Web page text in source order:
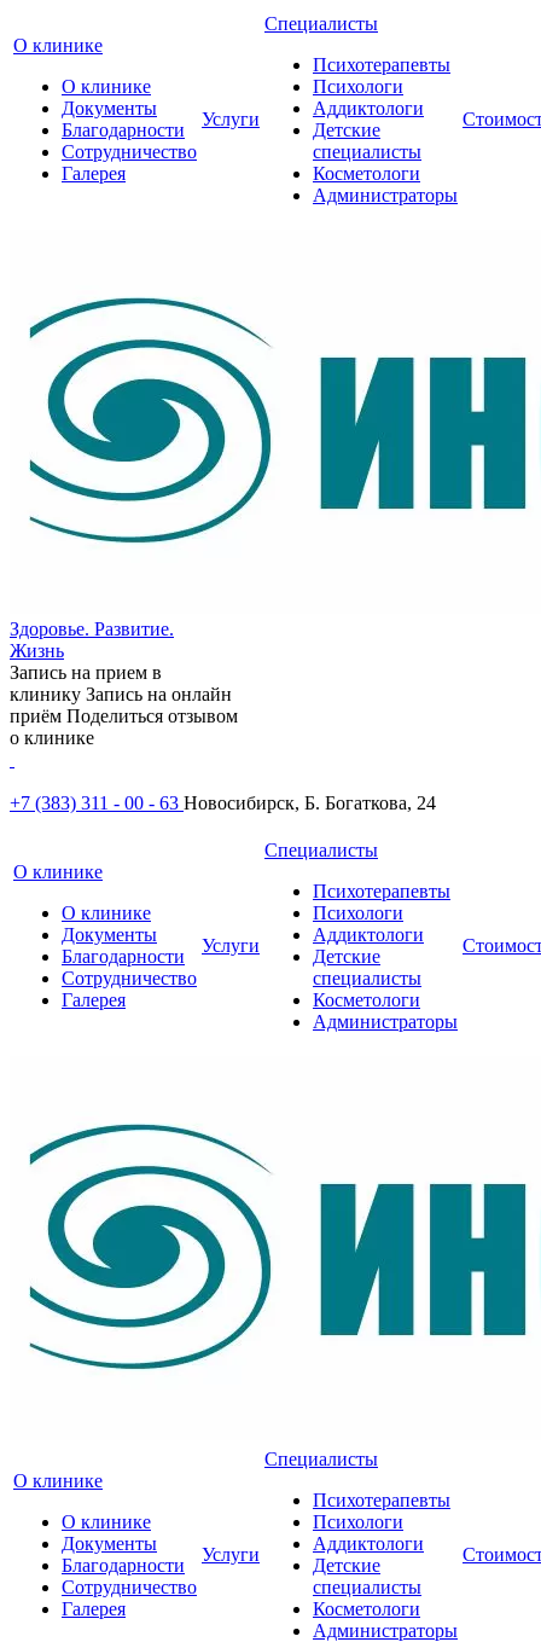
О клинике
О клинике
Документы
Благодарности
Сотрудничество
Галерея
Услуги
Специалисты
Психотерапевты
Психологи
Аддиктологи
Детские
специалисты
Косметологи
Администраторы
Здоровье. Развитие.
Жизнь
Запись на прием в
клинику Запись на онлайн
приём Поделиться отзывом
о клинике
+7 (383) 311 - 00 - 63 Новосибирск, Б. Богаткова, 24
О клинике
О клинике
Документы
Благодарности
Сотрудничество
Галерея
Услуги
Специалисты
Психотерапевты
Психологи
Аддиктологи
Детские
специалисты
Косметологи
Администраторы
О клинике
О клинике
Документы
Благодарности
Сотрудничество
Галерея
Услуги
Специалисты
Психотерапевты
Психологи
Аддиктологи
Детские
специалисты
Косметологи
Администраторы